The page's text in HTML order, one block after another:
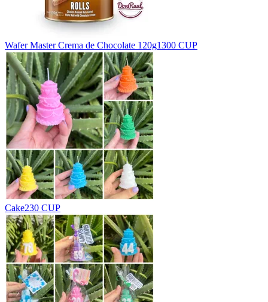
Wafer Master Crema de Chocolate 120g1300 CUP
Cake230 CUP